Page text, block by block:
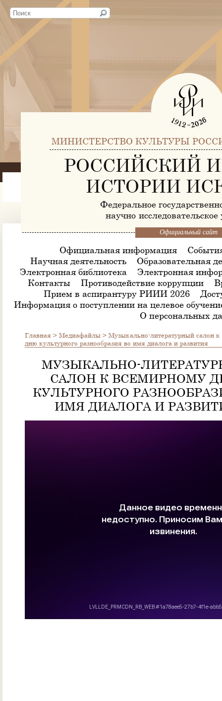
МИНИСТЕРСТВО КУЛЬТУРЫ
РОССИЙСКИЙ
ИСТОРИИ
Федеральное
научно-
Официальный сайт
Официальная информация
Научная деятельность
Образовательная
Электронная библиотека
Электронная
Контакты
Противодействие коррупции
Прием в аспирантуру РИИИ 2026
Информация о поступлении на целевое
О персональных
Главная > Медиафайлы > Музыкально-литературный салон
дню культурного разнообразия во имя диалога и развития
МУЗЫКАЛЬНО-
САЛОН К ВСЕМИРНОМУ
КУЛЬТУРНОГО
ИМЯ ДИАЛОГА И